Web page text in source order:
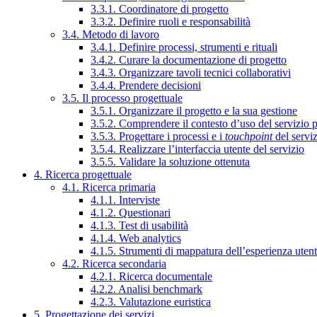
3.3.1. Coordinatore di progetto
3.3.2. Definire ruoli e responsabilità
3.4. Metodo di lavoro
3.4.1. Definire processi, strumenti e rituali
3.4.2. Curare la documentazione di progetto
3.4.3. Organizzare tavoli tecnici collaborativi
3.4.4. Prendere decisioni
3.5. Il processo progettuale
3.5.1. Organizzare il progetto e la sua gestione
3.5.2. Comprendere il contesto d’uso del servizio
3.5.3. Progettare i processi e i touchpointdel
3.5.4. Realizzare l’interfaccia utente del servizio
3.5.5. Validare la soluzione ottenuta
4. Ricerca progettuale
4.1. Ricerca primaria
4.1.1. Interviste
4.1.2. Questionari
4.1.3. Test di usabilità
4.1.4. Web analytics
4.1.5. Strumenti di mappatura dell’esperienza
4.2. Ricerca secondaria
4.2.1. Ricerca documentale
4.2.2. Analisi benchmark
4.2.3. Valutazione euristica
5. Progettazione dei servizi